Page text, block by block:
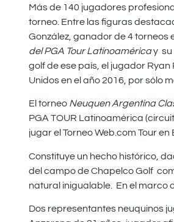
Más de 140 jugadores
torneo. Entre las figuras
González, ganador de 4 torneos
del PGA Tour Latinoaméricay su
golf de ese país, el jugador
Unidos en el año 2016, por sólo
El torneo Neuquen Argentina
PGA TOUR Latinoamérica
jugar el Torneo Web.com Tour en
Constituye un hecho histórico,
del campo de Chapelco Golf
natural inigualable. En el marco
Dos representantes neuquinos